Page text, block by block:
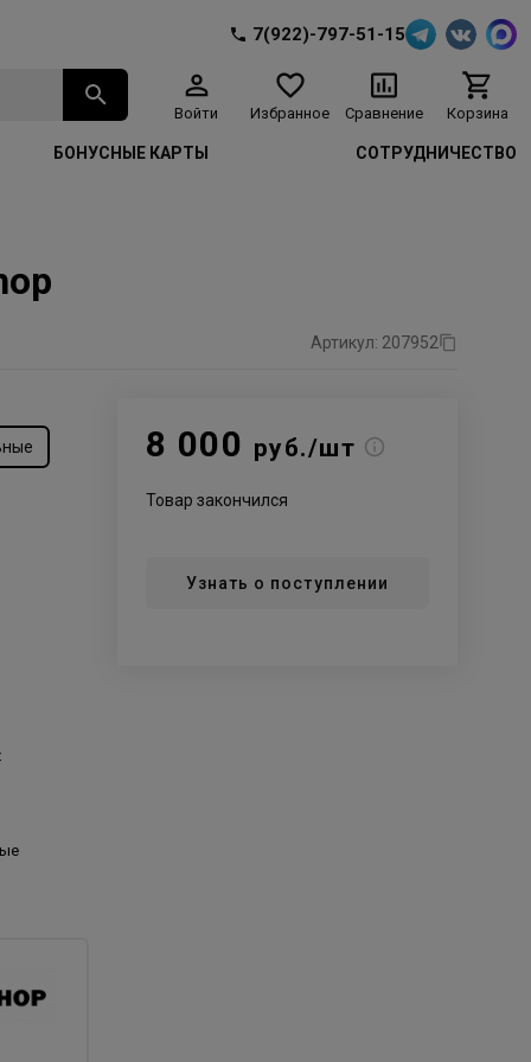
7(922)-797-51-15
Войти Избранное Сравнение Корзина
БОНУСНЫЕ КАРТЫ СОТРУДНИЧЕСТВО
Артикул: 207952
8 000 руб./шт
Товар закончился
Узнать о поступлении